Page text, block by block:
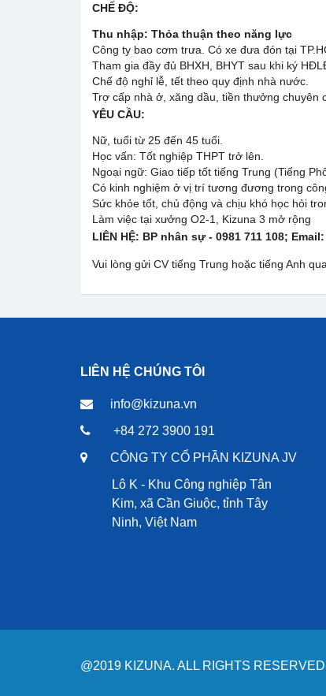
CHẾ ĐỘ:
Thu nhập: Thỏa thuận theo năng lực
Công ty bao cơm trưa. Có xe đưa đón tại
Tham gia đầy đủ BHXH, BHYT sau khi ký
Chế độ nghỉ lễ, tết theo quy định nhà nước.
Trợ cấp nhà ở, xăng dầu, tiền thưởng chuyên
YÊU CẦU:
Nữ, tuổi từ 25 đến 45 tuổi.
Học vấn: Tốt nghiệp THPT trở lên.
Ngoại ngữ: Giao tiếp tốt tiếng Trung (Tiếng
Có kinh nghiệm ở vị trí tương đương trong
Sức khỏe tốt, chủ động và chịu khó học hỏi
Làm việc tại xưởng O2-1, Kizuna 3 mở rộng
LIÊN HỆ: BP nhân sự - 0981 711 108;
Vui lòng gửi CV tiếng Trung hoặc tiếng Anh
LIÊN HỆ CHÚNG TÔI
info@kizuna.vn
+84 272 3900 191
CÔNG TY CỔ PHẦN KIZUNA JV
Lô K - Khu Công nghiệp Tân
Kim, xã Cần Giuộc, tỉnh Tây
Ninh, Việt Nam
@2019 KIZUNA. ALL RIGHTS RESERVED